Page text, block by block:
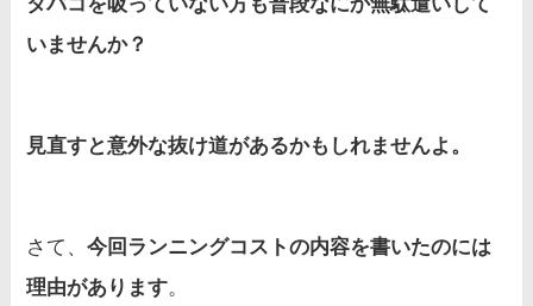
いませんか？
見直すと意外な抜け道があるかもしれませんよ。
さて、今回ランニングコストの内容を書いたのには
理由があります。